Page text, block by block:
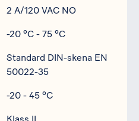
2 A/120 VAC NO
-20 ºC - 75 ºC
Standard DIN-skena EN
50022-35
-20 - 45 ºC